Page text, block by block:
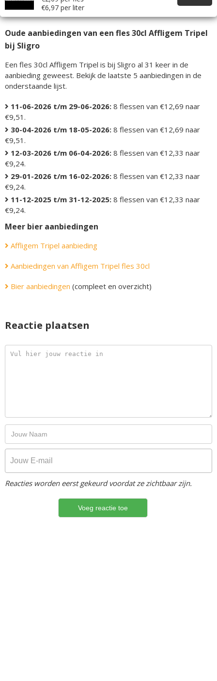
€6,97 per liter
Oude aanbiedingen van een fles 30cl Affligem Tripel
bij Sligro
Een fles 30cl Affligem Tripel is bij Sligro al 31 keer in de
aanbieding geweest. Bekijk de laatste 5 aanbiedingen in de
onderstaande lijst.
11-06-2026 t/m 29-06-2026: 8 flessen van €12,69 naar
€9,51.
30-04-2026 t/m 18-05-2026: 8 flessen van €12,69 naar
€9,51.
12-03-2026 t/m 06-04-2026: 8 flessen van €12,33 naar
€9,24.
29-01-2026 t/m 16-02-2026: 8 flessen van €12,33 naar
€9,24.
11-12-2025 t/m 31-12-2025: 8 flessen van €12,33 naar
€9,24.
Meer bier aanbiedingen
Affligem Tripel aanbieding
Aanbiedingen van Affligem Tripel fles 30cl
Bier aanbiedingen (compleet en overzicht)
Reactie plaatsen
Reacties worden eerst gekeurd voordat ze zichtbaar zijn.